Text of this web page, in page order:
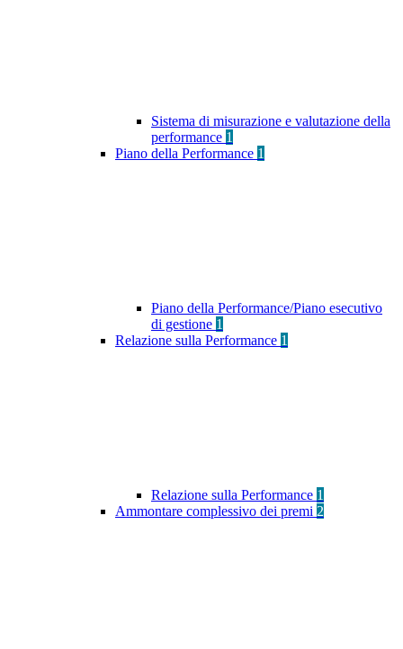
Sistema di misurazione e valutazione della
performance 1
Piano della Performance 1
Piano della Performance/Piano esecutivo
di gestione 1
Relazione sulla Performance 1
Relazione sulla Performance 1
Ammontare complessivo dei premi 2